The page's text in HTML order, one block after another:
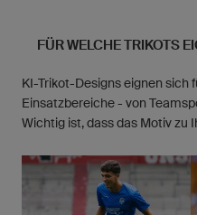
FÜR WELCHE TRIKOTS
KI-Trikot-Designs eignen sich
Einsatzbereiche - von
Wichtig ist, dass das Motiv zu